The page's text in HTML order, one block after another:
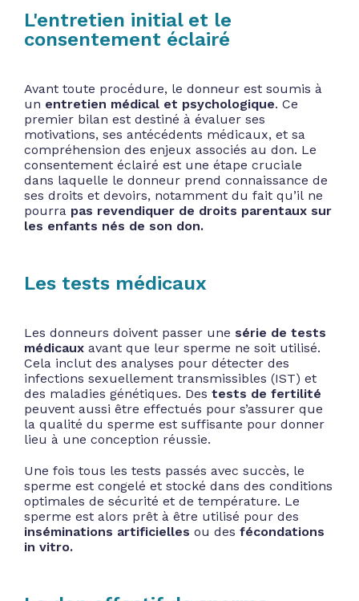
L'entretien initial et le
consentement éclairé
Avant toute procédure, le donneur est soumis à
un entretien médical et psychologique. Ce
premier bilan est destiné à évaluer ses
motivations, ses antécédents médicaux, et sa
compréhension des enjeux associés au don. Le
consentement éclairé est une étape cruciale
dans laquelle le donneur prend connaissance de
ses droits et devoirs, notamment du fait qu’il ne
pourra pas revendiquer de droits parentaux sur
les enfants nés de son don.
Les tests médicaux
Les donneurs doivent passer une série de tests
médicaux avant que leur sperme ne soit utilisé.
Cela inclut des analyses pour détecter des
infections sexuellement transmissibles (IST) et
des maladies génétiques. Des tests de fertilité
peuvent aussi être effectués pour s’assurer que
la qualité du sperme est suffisante pour donner
lieu à une conception réussie.
Une fois tous les tests passés avec succès, le
sperme est congelé et stocké dans des conditions
optimales de sécurité et de température. Le
sperme est alors prêt à être utilisé pour des
inséminations artificielles ou des fécondations
in vitro.